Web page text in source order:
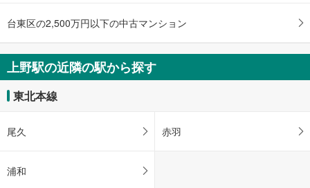
の森美術館、国立西洋美術館、国立科学博物館、東京国立博物館
ＪＲ上野駅正面玄関口・中央改札・浅草口、アトレ上野、上野公園、上野動物
園、上野の森美術館、国立西洋美術館、国立科学博物館、東京国立博物館、東
京都美術館、東京文化会館、タクシーのりば、バスのりば
・２番線ホーム⇔昭和通り南方面改札
トイレ
［新幹線］
《多機能トイレ》
・改札内Ｂ３Ｆコンコース
［新幹線］［在来線］
【東京メトロ】
［銀座線］
・ＪＲ上野駅方面改札内
その他
台東区の2,500万円以下の中古マンション
上野駅の近隣の駅から探す
東北本線
尾久 赤羽
浦和